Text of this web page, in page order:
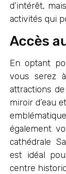
d’intérêt,
activités qui
Accès
En optant
vous serez
attractions
miroir d’eau
également
cathédrale
est idéal
centre